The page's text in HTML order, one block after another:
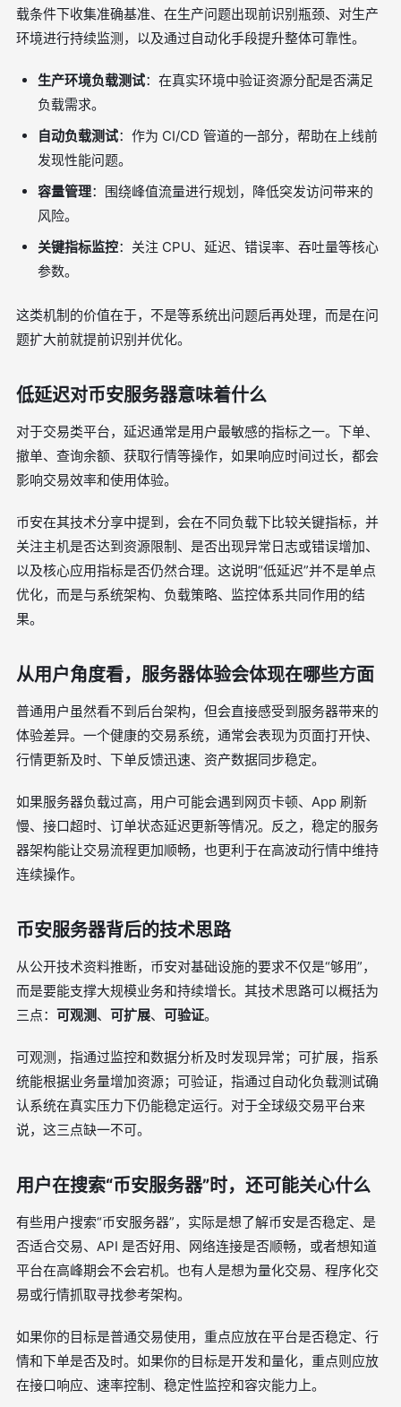
载条件下收集准确基准、在生产问题出现前识别瓶颈、对生产
环境进行持续监测，以及通过自动化手段提升整体可靠性。
生产环境负载测试：在真实环境中验证资源分配是否满足
负载需求。
自动负载测试：作为 CI/CD 管道的一部分，帮助在上线前
发现性能问题。
容量管理：围绕峰值流量进行规划，降低突发访问带来的
风险。
关键指标监控：关注 CPU、延迟、错误率、吞吐量等核心
参数。
这类机制的价值在于，不是等系统出问题后再处理，而是在问
题扩大前就提前识别并优化。
低延迟对币安服务器意味着什么
对于交易类平台，延迟通常是用户最敏感的指标之一。下单、
撤单、查询余额、获取行情等操作，如果响应时间过长，都会
影响交易效率和使用体验。
币安在其技术分享中提到，会在不同负载下比较关键指标，并
关注主机是否达到资源限制、是否出现异常日志或错误增加、
以及核心应用指标是否仍然合理。这说明“低延迟”并不是单点
优化，而是与系统架构、负载策略、监控体系共同作用的结
果。
从用户角度看，服务器体验会体现在哪些方面
普通用户虽然看不到后台架构，但会直接感受到服务器带来的
体验差异。一个健康的交易系统，通常会表现为页面打开快、
行情更新及时、下单反馈迅速、资产数据同步稳定。
如果服务器负载过高，用户可能会遇到网页卡顿、App 刷新
慢、接口超时、订单状态延迟更新等情况。反之，稳定的服务
器架构能让交易流程更加顺畅，也更利于在高波动行情中维持
连续操作。
币安服务器背后的技术思路
从公开技术资料推断，币安对基础设施的要求不仅是“够用”，
而是要能支撑大规模业务和持续增长。其技术思路可以概括为
三点： 可观测、 可扩展、 可验证。
可观测，指通过监控和数据分析及时发现异常；可扩展，指系
统能根据业务量增加资源；可验证，指通过自动化负载测试确
认系统在真实压力下仍能稳定运行。对于全球级交易平台来
说，这三点缺一不可。
用户在搜索“币安服务器”时，还可能关心什么
有些用户搜索“币安服务器”，实际是想了解币安是否稳定、是
否适合交易、API 是否好用、网络连接是否顺畅，或者想知道
平台在高峰期会不会宕机。也有人是想为量化交易、程序化交
易或行情抓取寻找参考架构。
如果你的目标是普通交易使用，重点应放在平台是否稳定、行
情和下单是否及时。如果你的目标是开发和量化，重点则应放
在接口响应、速率控制、稳定性监控和容灾能力上。